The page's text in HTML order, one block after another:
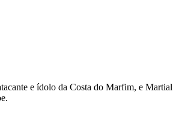
e ídolo da Costa do Marfim, e Martial